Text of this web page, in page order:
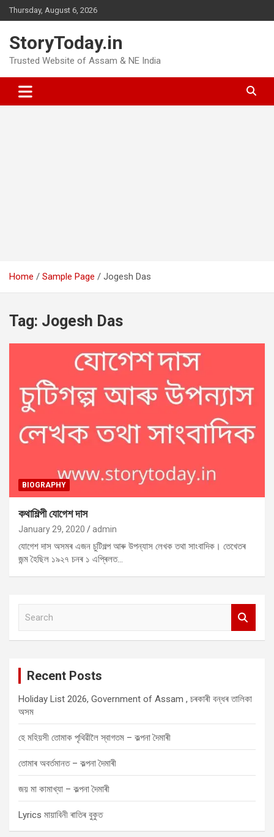
Skip
to
Thursday, August 6, 2026
StoryToday.in
Trusted Website of Assam & NE India
Home Sample Page Jogesh Das
Tag: Jogesh Das
BIOGRAPHY
কথাশিল্পী যোগেশ দাস
January 29, 2020 admin
যোগেশ দাস অসমৰ এজন চুটিগল্প আৰু উপন্যাস লেখক তথা সাংবাদিক। তেখেতৰ
জন্ম হৈছিল ১৯২৭ চনৰ ১ এপ্ৰিলত…
Recent Posts
Holiday List 2026, Government of Assam , চৰকাৰী বন্ধৰ তালিকা
অসম
হে মহিয়সী তোমাক পৃথিৱীলৈ স্বাগতম – কল্পনা দৈমাৰী
তোমাৰ অবৰ্তমানত – কল্পনা দৈমাৰী
জয় মা কামাখ্যা – কল্পনা দৈমাৰী
Lyrics মায়াবিনী ৰাতিৰ বুকুত